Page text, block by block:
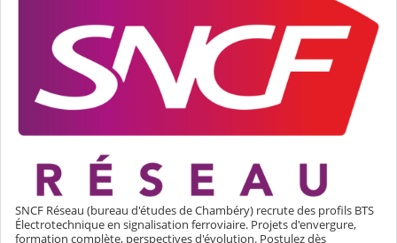
SNCF Réseau (bureau d'études de Chambéry) recrute des profils BTS
Électrotechnique en signalisation ferroviaire. Projets d'envergure,
formation complète, perspectives d'évolution. Postulez dès